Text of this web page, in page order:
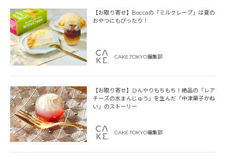
【お取り寄せ】Boccaの「ミルクレープ」は夏の
おやつにもぴったり！
CAKE.TOKYO編集部
【お取り寄せ】ひんやりもちもち！絶品の「レア
チーズの水まんじゅう」を生んだ「中津菓子かね
い」のストーリー
CAKE.TOKYO編集部